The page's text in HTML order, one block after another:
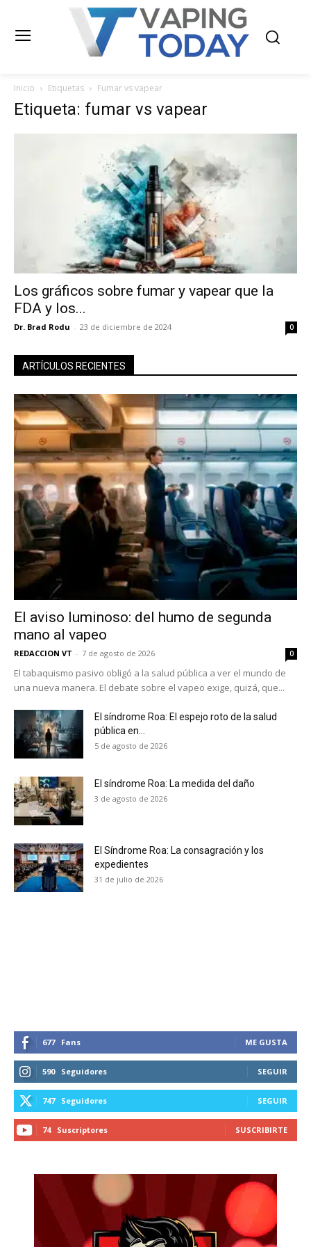
No te pierdas de las
Inicio Etiquetas Fumar vs vapear
Etiqueta: fumar vs vapear
Los gráficos sobre fumar y vapear que la
FDA y los...
Dr. Brad Rodu - 23 de diciembre de 2024 0
ARTÍCULOS RECIENTES
El aviso luminoso: del humo de segunda
mano al vapeo
REDACCION VT - 7 de agosto de 2026 0
El tabaquismo pasivo obligó a la salud pública a ver el mundo de
una nueva manera. El debate sobre el vapeo exige, quizá, que...
El síndrome Roa: El espejo roto de la salud
pública en...
5 de agosto de 2026
El síndrome Roa: La medida del daño
3 de agosto de 2026
El Síndrome Roa: La consagración y los
expedientes
31 de julio de 2026
677 Fans ME GUSTA
590 Seguidores SEGUIR
747 Seguidores SEGUIR
74 Suscriptores SUSCRIBIRTE